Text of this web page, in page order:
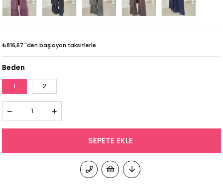
₺816,67 `den başlayan taksitlerle
Beden
1 2